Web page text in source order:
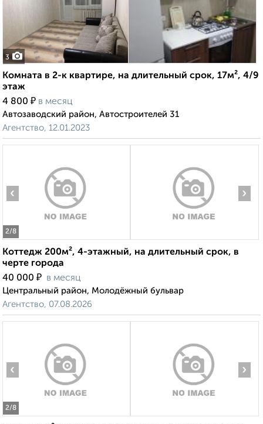
3
Комната в 2-к квартире, на длительный срок, 17м², 4/9
этаж
4 800 ₽ в месяц
Автозаводский район, Автостроителей 31
Агентство, 12.01.2023
2/8
‹ ›
Коттедж 200м², 4-этажный, на длительный срок, в
черте города
40 000 ₽ в месяц
Центральный район, Молодёжный бульвар
Агентство, 07.08.2026
2/8
‹ ›